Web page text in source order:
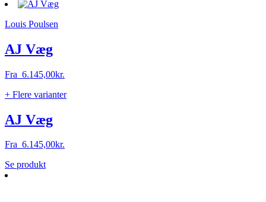
Louis Poulsen
AJ Væg
Fra 6.145,00kr.
+ Flere varianter
AJ Væg
Fra 6.145,00kr.
Se produktDette